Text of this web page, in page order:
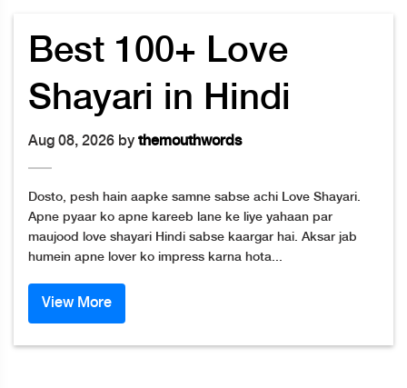
Best 100+ Love
Shayari in Hindi
Aug 08, 2026 by themouthwords
Dosto, pesh hain aapke samne sabse achi Love Shayari.
Apne pyaar ko apne kareeb lane ke liye yahaan par
maujood love shayari Hindi sabse kaargar hai. Aksar jab
humein apne lover ko impress karna hota...
View More